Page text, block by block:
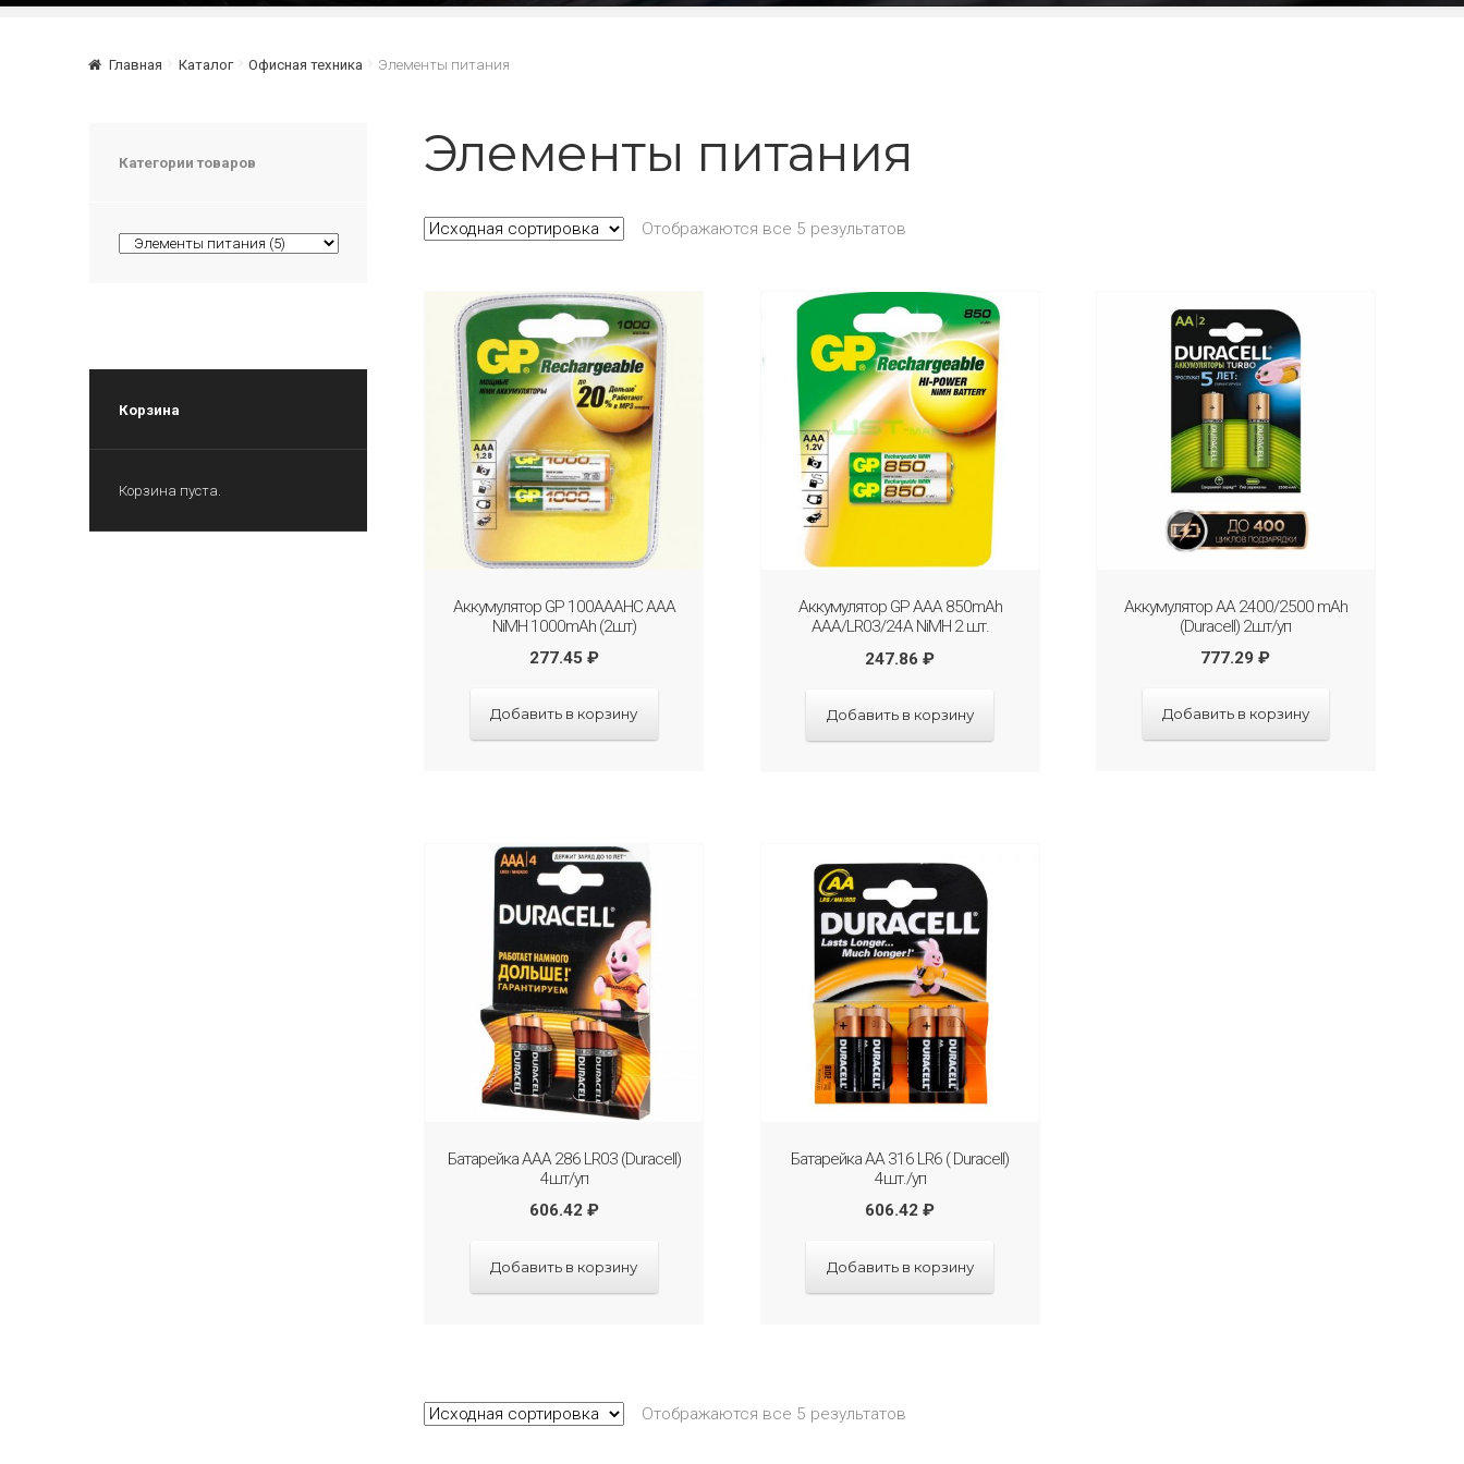
Главная Каталог Офисная техника Элементы питания
Элементы питания
Отображаются все 5 результатов
Аккумулятор GP 100AAAHC AAA
NiMH 1000mAh (2шт)
277.45 ₽
Добавить в корзину
Аккумулятор GP AAA 850mAh
AAA/LR03/24A NiMH 2 шт.
247.86₽
Добавить в корзину
Аккумулятор АА 2400/2500 mAh
(Duraсell) 2шт/уп
777.29₽
Добавить в корзину
Батарейка ААА 286 LR03 (Duracell)
4шт/уп
606.42 ₽
Добавить в корзину
Батарейка АА 316 LR6 ( Duracell)
4шт./уп
606.42₽
Добавить в корзину
Отображаются все 5 результатов
Категории товаров
Корзина
Корзина пуста.